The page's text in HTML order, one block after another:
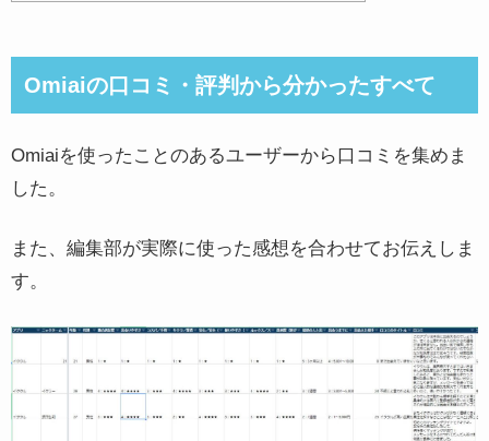
Omiaiの口コミ・評判から分かったすべて
Omiaiを使ったことのあるユーザーから口コミを集めま
した。
また、編集部が実際に使った感想を合わせてお伝えしま
す。